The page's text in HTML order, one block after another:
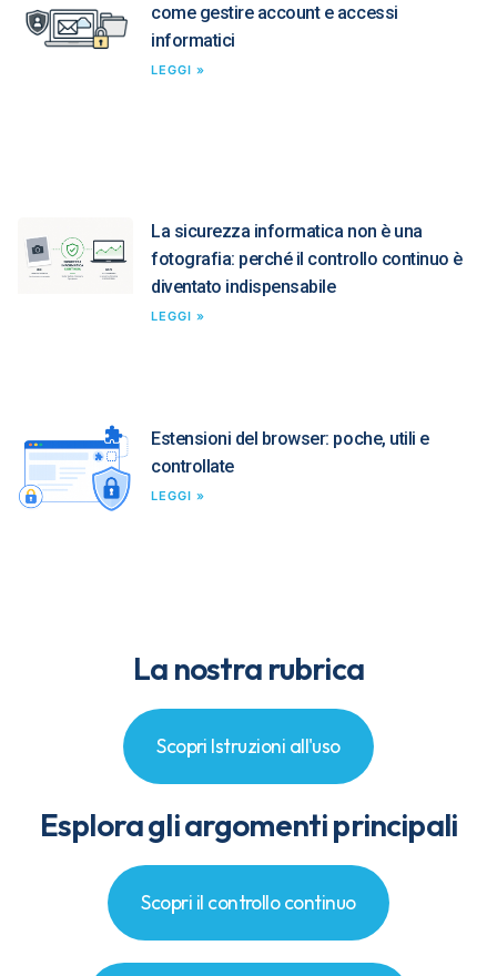
come gestire account e accessi
informatici
LEGGI »
La sicurezza informatica non è una
fotografia: perché il controllo continuo è
diventato indispensabile
LEGGI »
Estensioni del browser: poche, utili e
controllate
LEGGI »
La nostra rubrica
Scopri Istruzioni all'uso
Esplora gli argomenti principali
Scopri il controllo continuo